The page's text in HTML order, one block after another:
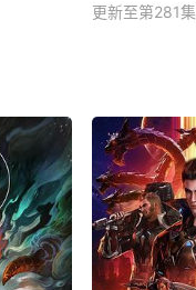
更新至第281集